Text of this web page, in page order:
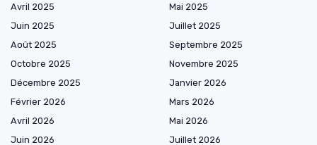
Avril 2025
Mai 2025
Juin 2025
Juillet 2025
Août 2025
Septembre 2025
Octobre 2025
Novembre 2025
Décembre 2025
Janvier 2026
Février 2026
Mars 2026
Avril 2026
Mai 2026
Juin 2026
Juillet 2026